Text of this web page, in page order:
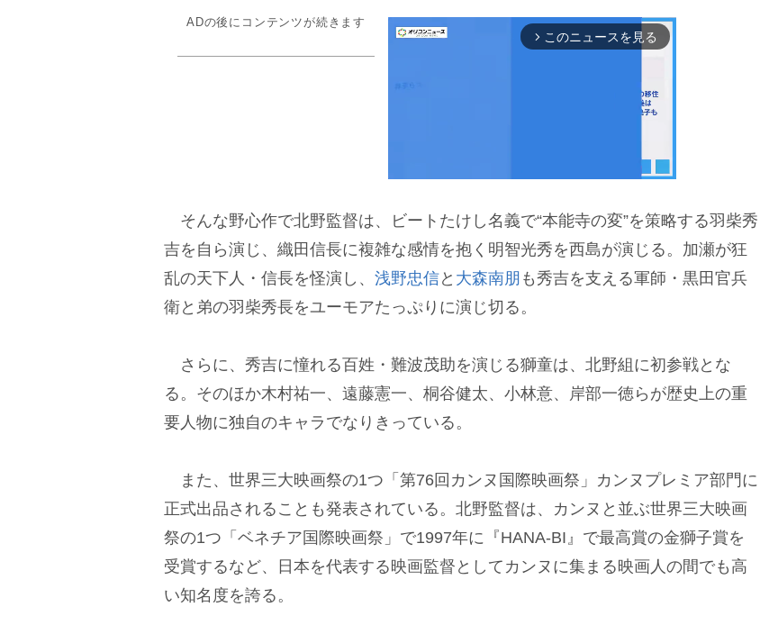
ADの後にコンテンツが続きます
arrow_forward_ios このニュースを見る
M
u
そんな野心作で北野監督は、ビートたけし名義で“本能寺の変”を策略する羽柴秀
吉を自ら演じ、織田信長に複雑な感情を抱く明智光秀を西島が演じる。加瀬が狂
乱の天下人・信長を怪演し、 浅野忠信と 大森南朋 も秀吉を支える軍師・黒田官兵
衛と弟の羽柴秀長をユーモアたっぷりに演じ切る。
さらに、秀吉に憧れる百姓・難波茂助を演じる獅童は、北野組に初参戦とな
る。そのほか木村祐一、遠藤憲一、桐谷健太、小林意、岸部一徳らが歴史上の重
要人物に独自のキャラでなりきっている。
また、世界三大映画祭の1つ「第76回カンヌ国際映画祭」カンヌプレミア部門に
正式出品されることも発表されている。北野監督は、カンヌと並ぶ世界三大映画
祭の1つ「ベネチア国際映画祭」で1997年に『HANA-BI』で最高賞の金獅子賞を
受賞するなど、日本を代表する映画監督としてカンヌに集まる映画人の間でも高
い知名度を誇る。